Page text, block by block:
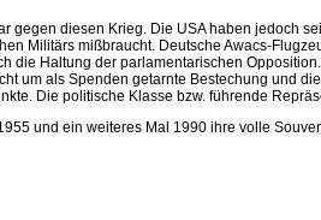
gegen diesen Krieg. Die USA haben jedoch
Militärs mißbraucht. Deutsche Awacs-
die Haltung der parlamentarischen
um als Spenden getarnte Bestechung und
Die politische Klasse bzw. führende
und ein weiteres Mal 1990 ihre volle